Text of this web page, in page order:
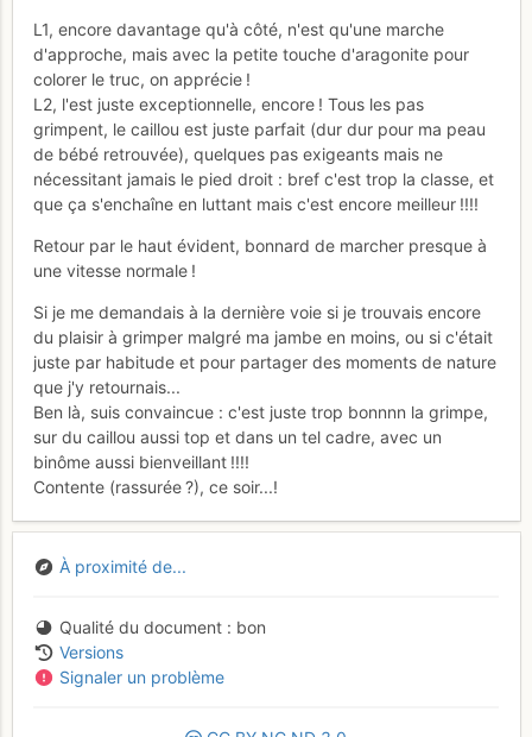
L1, encore davantage qu'à côté, n'est qu'une marche
d'approche, mais avec la petite touche d'aragonite pour
colorer le truc, on apprécie !
L2, l'est juste exceptionnelle, encore ! Tous les pas
grimpent, le caillou est juste parfait (dur dur pour ma peau
de bébé retrouvée), quelques pas exigeants mais ne
nécessitant jamais le pied droit : bref c'est trop la classe, et
que ça s'enchaîne en luttant mais c'est encore meilleur !!!!
Retour par le haut évident, bonnard de marcher presque à
une vitesse normale !
Si je me demandais à la dernière voie si je trouvais encore
du plaisir à grimper malgré ma jambe en moins, ou si c'était
juste par habitude et pour partager des moments de nature
que j'y retournais...
Ben là, suis convaincue : c'est juste trop bonnnn la grimpe,
sur du caillou aussi top et dans un tel cadre, avec un
binôme aussi bienveillant !!!!
Contente (rassurée ?), ce soir...!
À proximité de...
Qualité du document
bon
Versions
Signaler un problème